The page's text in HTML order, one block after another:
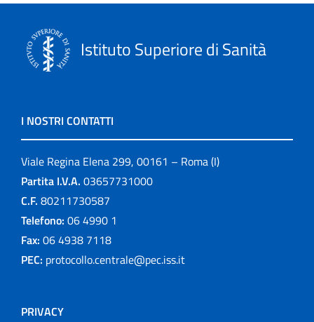
Istituto Superiore di Sanità
I NOSTRI CONTATTI
Viale Regina Elena 299, 00161 – Roma (I)
Partita I.V.A. 03657731000
C.F. 80211730587
Telefono: 06 4990 1
Fax: 06 4938 7118
PEC: protocollo.centrale@pec.iss.it
PRIVACY